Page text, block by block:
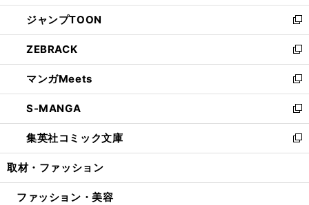
開
く
ウ
で
開
く
ン
ド
ウ
で
開
く
ウ
ィ
ン
ド
ウ
で
開
く
し
い
ウ
ィ
ン
ド
ウ
で
開
く
ジャンプTOON
新
し
い
ウ
ィ
ン
ド
ウ
で
開
ZEBRACK
新
し
い
ウ
ィ
ン
ド
ウ
開
マンガMeets
新
し
い
ウ
ィ
ン
ウ
S-MANGA
新
し
い
ウ
ン
集英社コミック文庫
新
し
ウ
取材・ファッション
ファッション・美容